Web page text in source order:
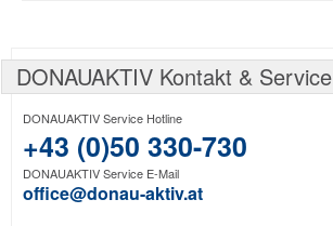
DONAUAKTIV Kontakt & Service
DONAUAKTIV Service Hotline
+43 (0)50 330-730
DONAUAKTIV Service E-Mail
office@donau-aktiv.at